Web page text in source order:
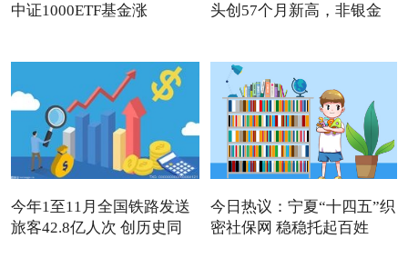
中证1000ETF基金涨
头创57个月新高，非银金
今年1至11月全国铁路发送
旅客42.8亿人次 创历史同
今日热议：宁夏“十四五”织
密社保网 稳稳托起百姓